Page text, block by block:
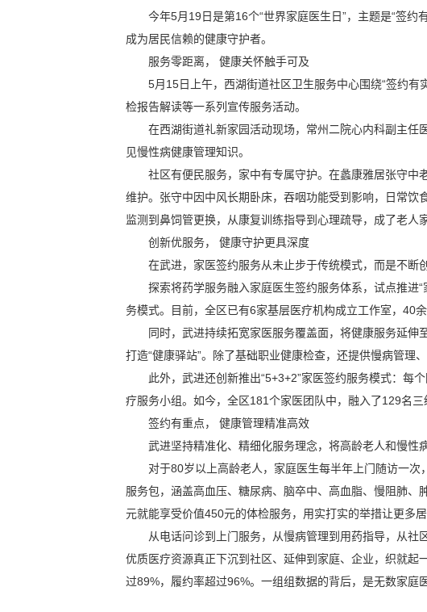
今年5月19日是第16个“世界家庭医生日”，主题是“签
成为居民信赖的健康守护者。
服务零距离， 健康关怀触手可及
5月15日上午，西湖街道社区卫生服务中心围绕“签约
检报告解读等一系列宣传服务活动。
在西湖街道礼新家园活动现场，常州二院心内科副主任
见慢性病健康管理知识。
社区有便民服务，家中有专属守护。在蠡康雅居张守
维护。张守中因中风长期卧床，吞咽功能受到影响，日常
监测到鼻饲管更换，从康复训练指导到心理疏导，成了老人家
创新优服务， 健康守护更具深度
在武进，家医签约服务从未止步于传统模式，而是不断
探索将药学服务融入家庭医生签约服务体系，试点推进
务模式。目前，全区已有6家基层医疗机构成立工作室，40
同时，武进持续拓宽家医服务覆盖面，将健康服务延
打造“健康驿站”。除了基础职业健康检查，还提供慢病管理
此外，武进还创新推出“5+3+2”家医签约服务模式：每
疗服务小组。如今，全区181个家医团队中，融入了129名
签约有重点， 健康管理精准高效
武进坚持精准化、精细化服务理念，将高龄老人和慢
对于80岁以上高龄老人，家庭医生每半年上门随访一
服务包，涵盖高血压、糖尿病、脑卒中、高血脂、慢阻肺
元就能享受价值450元的体检服务，用实打实的举措让更多居
从电话问诊到上门服务，从慢病管理到用药指导，从
优质医疗资源真正下沉到社区、延伸到家庭、企业，织就
过89%，履约率超过96%。一组组数据的背后，是无数家